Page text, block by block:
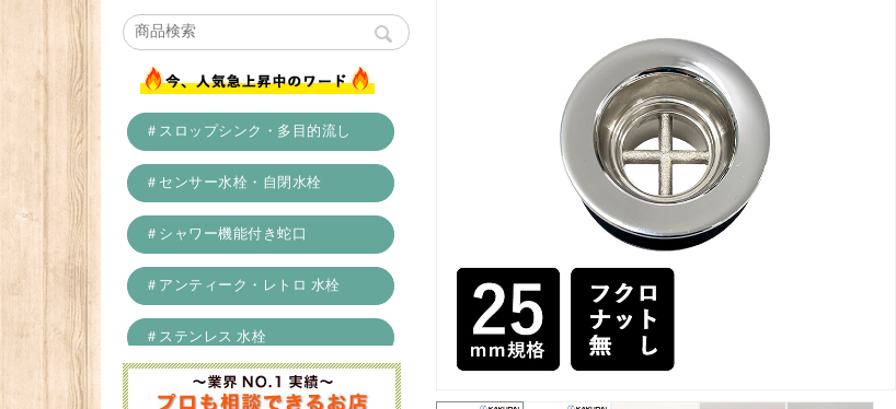
＃スロップシンク・多目的流し
＃センサー水栓・自閉水栓
＃シャワー機能付き蛇口
＃アンティーク・レトロ 水栓
＃ステンレス 水栓
＃浄水器